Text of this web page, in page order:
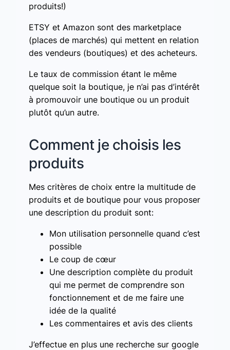
produits!)
ETSY et Amazon sont des marketplace
(places de marchés) qui mettent en relation
des vendeurs (boutiques) et des acheteurs.
Le taux de commission étant le même
quelque soit la boutique, je n’ai pas d’intérêt
à promouvoir une boutique ou un produit
plutôt qu’un autre.
Comment je choisis les
produits
Mes critères de choix entre la multitude de
produits et de boutique pour vous proposer
une description du produit sont:
Mon utilisation personnelle quand c’est
possible
Le coup de cœur
Une description complète du produit
qui me permet de comprendre son
fonctionnement et de me faire une
idée de la qualité
Les commentaires et avis des clients
J’effectue en plus une recherche sur google